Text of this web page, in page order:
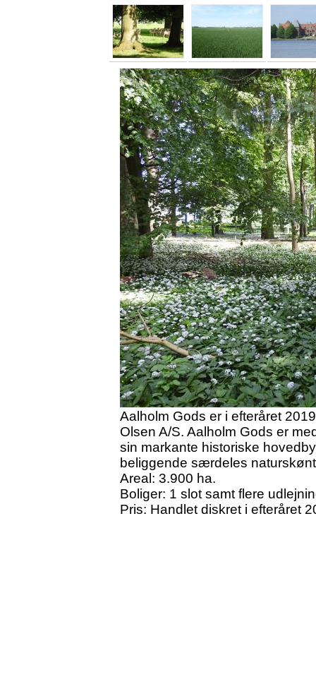
Aalholm Gods er i efteråret
Olsen A/S. Aalholm Gods er
sin markante historiske
beliggende særdeles
Areal: 3.900 ha.
Boliger: 1 slot samt flere
Pris: Handlet diskret i efteråret